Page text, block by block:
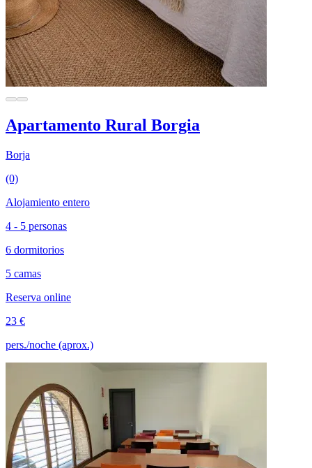
Apartamento Rural Borgia
Borja
(0)
Alojamiento entero
4 - 5 personas
6 dormitorios
5 camas
Reserva online
23 €
pers./noche (aprox.)